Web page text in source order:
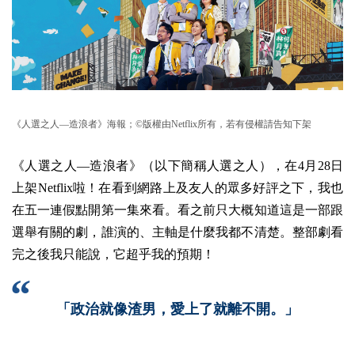
《人選之人—造浪者》海報；©版權由Netflix所有，若有侵權請告知下架
《人選之人—造浪者》（以下簡稱人選之人），在4月28日
上架Netflix啦！在看到網路上及友人的眾多好評之下，我也
在五一連假點開第一集來看。看之前只大概知道這是一部跟
選舉有關的劇，誰演的、主軸是什麼我都不清楚。整部劇看
完之後我只能說，它超乎我的預期！
「政治就像渣男，愛上了就離不開。」